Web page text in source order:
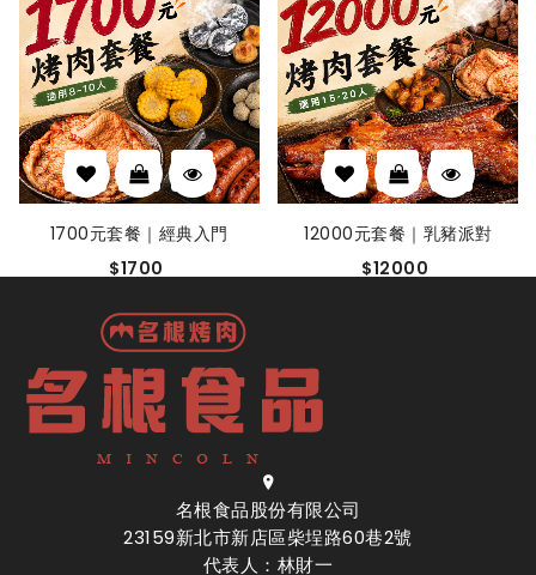
1700元套餐｜經典入門
$1700
12000元套餐｜乳豬派對
$12000
名根食品股份有限公司
23159新北市新店區柴埕路60巷2號
代表人：林財一